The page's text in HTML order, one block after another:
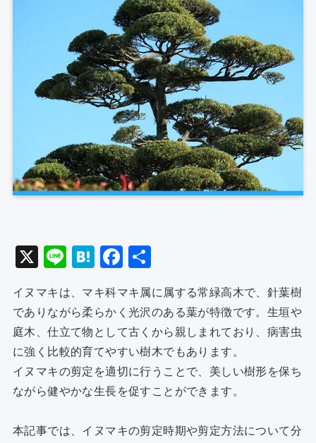
X
Li
e
H
e
n
a
F
c
e
b
o
o
イヌマキは、マキ科マキ属に属する常緑高木で、針葉樹
でありながら柔らかく光沢のある葉が特徴です。生垣や
庭木、仕立て物として古くから親しまれており、病害虫
に強く比較的育てやすい樹木でもあります。
イヌマキの剪定を適切に行うことで、美しい樹形を保ち
ながら健やかな生長を促すことができます。
本記事では、イヌマキの剪定時期や剪定方法について分